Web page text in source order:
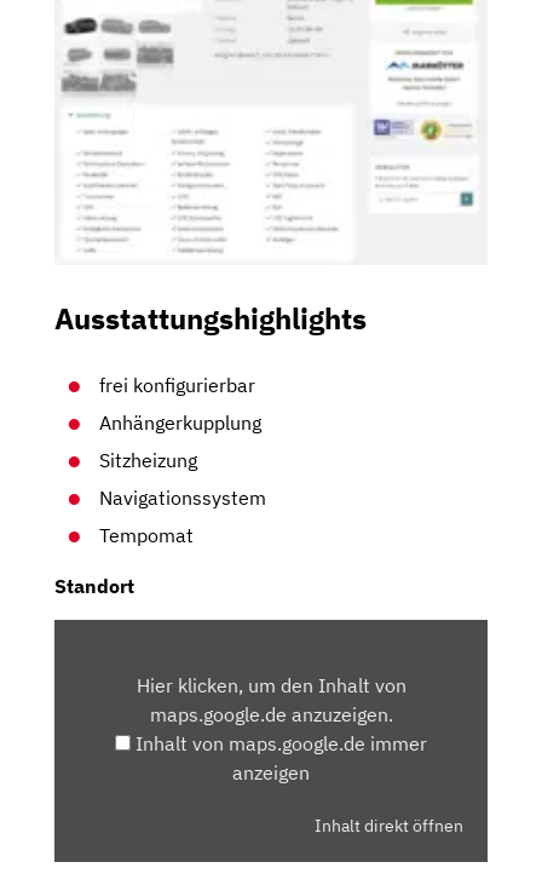
Ausstattungshighlights
frei konfigurierbar
Anhängerkupplung
Sitzheizung
Navigationssystem
Tempomat
Standort
MAPS.GOOGLE.DEHier klicken, um den Inhalt von
maps.google.de anzuzeigen.
Inhalt von maps.google.de immer
anzeigen
Inhalt direkt öffnen